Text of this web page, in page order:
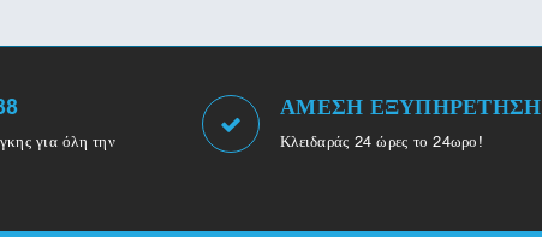
για όλη την
ΑΜΕΣΗ ΕΞΥΠΗΡΕΤΗΣΗ
Κλειδαράς 24 ώρες το 24ωρο!